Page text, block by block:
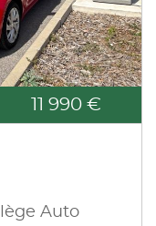
11 990 €
Auto